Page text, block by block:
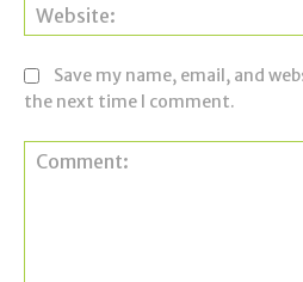
Save my name, email, and
the next time I comment.